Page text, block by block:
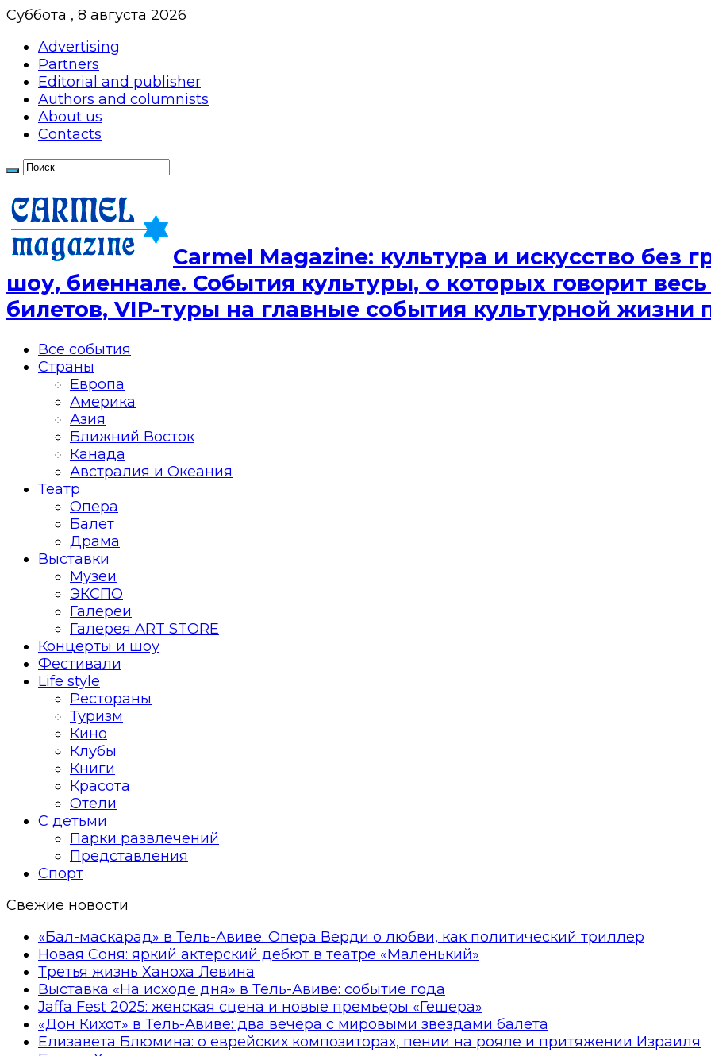
Суббота , 8 августа 2026
Advertising
Partners
Editorial and publisher
Authors and columnists
About us
Contacts
Сarmel Magazine: культура и искусство
шоу, биеннале. События культуры, о которых говорит
билетов, VIP-туры на главные события культурной жизни
Все события
Страны
Европа
Америка
Азия
Ближний Восток
Канада
Австралия и Океания
Театр
Опера
Балет
Драма
Выставки
Музеи
ЭКСПО
Галереи
Галерея ART STORE
Концерты и шоу
Фестивали
Life style
Рестораны
Туризм
Кино
Клубы
Книги
Красота
Отели
С детьми
Парки развлечений
Представления
Спорт
Свежие новости
«Бал-маскарад» в Тель-Авиве. Опера Верди о любви, как политический триллер
Новая Соня: яркий актерский дебют в театре «Маленький»
Третья жизнь Ханоха Левина
Выставка «На исходе дня» в Тель-Авиве: событие года
Jaffa Fest 2025: женская сцена и новые премьеры «Гешера»
«Дон Кихот» в Тель-Авиве: два вечера с мировыми звёздами балета
Елизавета Блюмина: о еврейских композиторах, пении на рояле и притяжении Израиля